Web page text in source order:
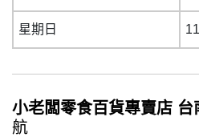
星期日
小老闆零食百貨專賣店 台
航